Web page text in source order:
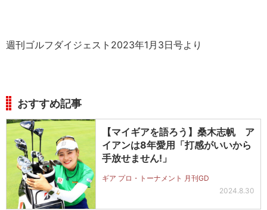
週刊ゴルフダイジェスト2023年1月3日号より
おすすめ記事
【マイギアを語ろう】桑木志帆 ア
イアンは8年愛用「打感がいいから
手放せません!」
ギア プロ・トーナメント 月刊GD
2024.8.30